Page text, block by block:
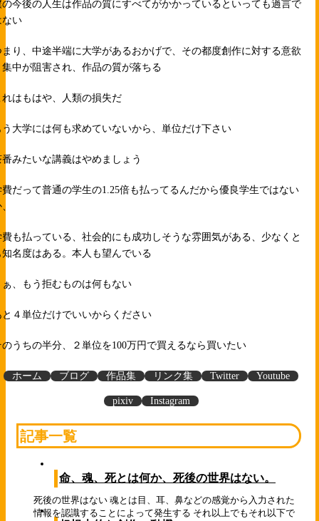
の今後の人生は作品の質にすべてがかかっているといっても過言で
ない
まり、中途半端に大学があるおかげで、その都度創作に対する意欲
集中が阻害され、作品の質が落ちる
れはもはや、人類の損失だ
う大学には何も求めていないから、単位だけ下さい
番みたいな講義はやめましょう
費だって普通の学生の1.25倍も払ってるんだから優良学生ではない
費も払っている、社会的にも成功しそうな雰囲気がある、少なくと
知名度はある。本人も望んでいる
ぁ、もう拒むものは何もない
と４単位だけでいいからください
のうちの半分、２単位を100万円で買えるなら買いたい
ホーム ブログ 作品集 リンク集 Twitter Youtube
pixiv Instagram
記事一覧
命、魂、死とは何か、死後の世界はない。
死後の世界はない 魂とは目、耳、鼻などの感覚から入力された
情報を認識することによって発生する それ以上でもそれ以下で